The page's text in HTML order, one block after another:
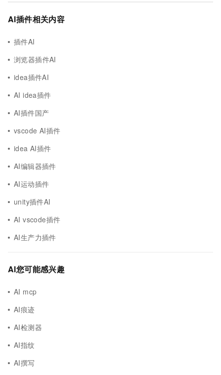
AI插件相关内容
插件AI
浏览器插件AI
idea插件AI
AI idea插件
AI插件国产
vscode AI插件
idea AI插件
AI编辑器插件
AI运动插件
unity插件AI
AI vscode插件
AI生产力插件
AI您可能感兴趣
AI mcp
AI痕迹
AI检测器
AI指纹
AI撰写